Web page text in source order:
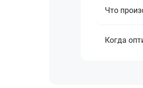
Что
Когда